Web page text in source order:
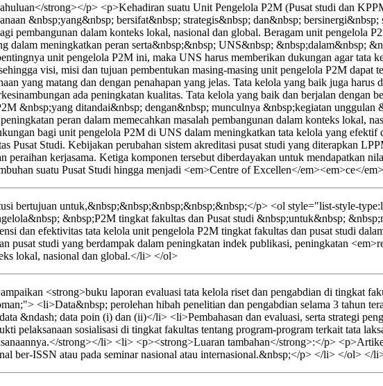
strong></p> <p>Kehadiran suatu Unit Pengelola P2M (Pusat studi dan
&nbsp;yang&nbsp; bersifat&nbsp; strategis&nbsp; dan&nbsp;
pembangunan dalam konteks lokal, nasional dan global. Beragam unit pengelola
dalam meningkatkan peran serta&nbsp;&nbsp; UNS&nbsp; &nbsp;dalam&nbsp;
unit pengelola P2M ini, maka UNS harus memberikan dukungan agar tata
visi, misi dan tujuan pembentukan masing-masing unit pengelola P2M dapat
yang matang dan dengan penahapan yang jelas. Tata kelola yang baik juga
ada peningkatan kualitas. Tata kelola yang baik dan berjalan dengan
&nbsp;yang ditandai&nbsp; dengan&nbsp; munculnya &nbsp;kegiatan unggulan
peran dalam memecahkan masalah pembangunan dalam konteks lokal,
bagi unit pengelola P2M di UNS dalam meningkatkan tata kelola yang efektif
Pusat Studi. Kebijakan perubahan sistem akreditasi pusat studi yang diterapkan
peraihan kerjasama. Ketiga komponen tersebut diberdayakan untuk mendapatkan
suatu Pusat Studi hingga menjadi <em>Centre of Excellen</em><em>ce</
bertujuan untuk,&nbsp;&nbsp;&nbsp;&nbsp;&nbsp;</p> <ol style="list-style-
&nbsp;P2M tingkat fakultas dan Pusat studi &nbsp;untuk&nbsp;
dan efektivitas tata kelola unit pengelola P2M tingkat fakultas dan pusat studi
studi yang berdampak dalam peningkatan indek publikasi, peningkatan
lokal, nasional dan global.</li> </ol>
<strong>buku laporan evaluasi tata kelola riset dan pengabdian di tingkat
<li>Data&nbsp; perolehan hibah penelitian dan pengabdian selama 3 tahun
&ndash; data poin (i) dan (ii)</li> <li>Pembahasan dan evaluasi, serta strategi
pelaksanaan sosialisasi di tingkat fakultas tentang program-program terkait tata
strong></li> <li> <p><strong>Luaran tambahan</strong>:</p>
ber-ISSN atau pada seminar nasional atau internasional.&nbsp;</p> </li> </ol> </